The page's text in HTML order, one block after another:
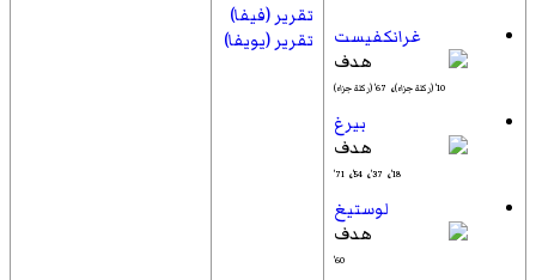
غرانكفيست
10' (ركلة جزاء) ، 67' (ركلة جزاء)
بيرغ
18'، 37'، 54'، 71'
لوستيغ
60'
تقرير (فيفا)
تقرير (يويفا)